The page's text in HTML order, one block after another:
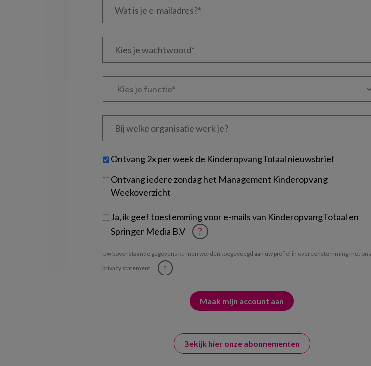
Kies
Kies
Bij
welke
je?
Untitled
Ontvang 2x per week de KinderopvangTotaal nieuwsbrief
Ontvang iedere zondag het Management Kinderopvang
Weekoverzicht
Ja, ik geef toestemming voor e-mails van KinderopvangTotaal en
Springer Media B.V.
?
Uw bovenstaande gegevens kunnen worden toegevoegd aan uw profiel in overeenstemming met ons
privacy statement. ?
Bekijk hier onze abonnementen